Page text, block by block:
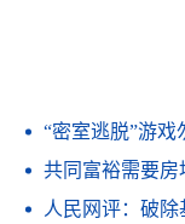
“密室逃脱”游戏
共同富裕需要
人民网评：破